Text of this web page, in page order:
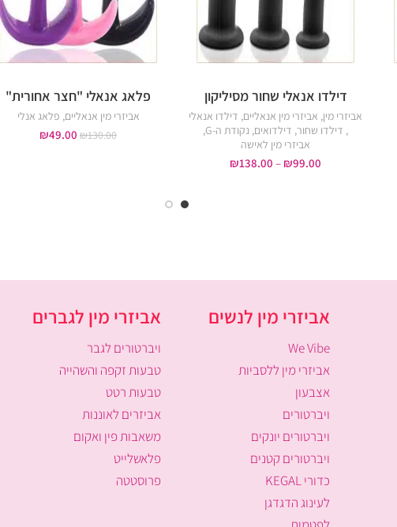
דילדו אנאלי שחור מסיליקון
אביזרי מין, אביזרי מין אנאליים, דילדו אנאלי
, דילדו שחור, דילדואים, נקודת ה-G ,
אביזרי מין לאישה
₪99.00
–
₪138.00
ורוד סגול שחור
פלאג אנאלי "חצר אחורית"
אביזרי מין אנאליים, פלאג אנלי
₪130.00
₪49.00
אביזרי מין לנשים
We Vibe
אביזרי מין ללסביות
אצבעון
ויברטורים
ויברטורים יונקים
ויברטורים קטנים
כדורי KEGAL
לעינוג הדגדגן
אביזרי מין לגברים
ויברטורים לגבר
טבעות זקפה והשהייה
טבעות רטט
אביזרים לאוננות
משאבות פין ואקום
פלאשלייט
פרוסטטה